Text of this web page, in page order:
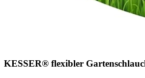
KESSER® flexibler